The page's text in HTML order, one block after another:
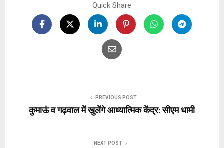
Quick Share
PREVIOUS POST
कुमाऊं व गढ़वाल में खुलेंगे आध्यात्मिक केंद्र: सीएम धामी
NEXT POST